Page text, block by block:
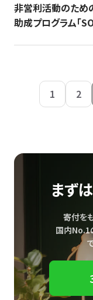
非営利活動のため
助成プログラム「
1 2
まず
寄付を
国内No.1